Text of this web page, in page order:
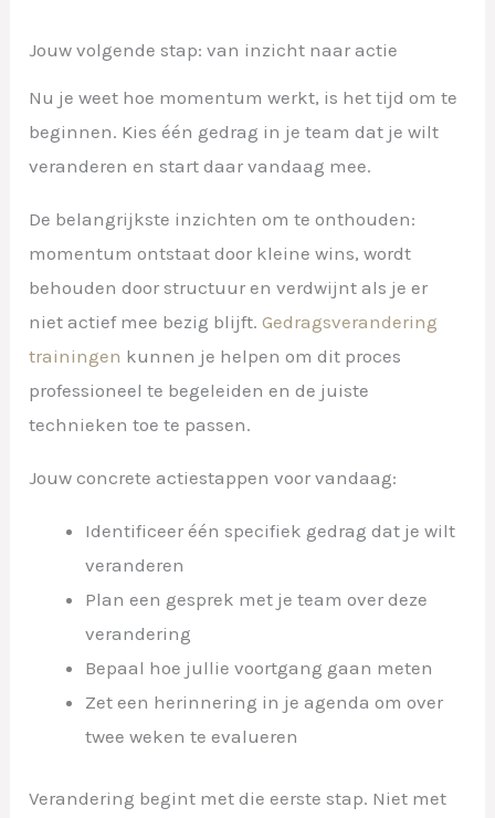
Jouw volgende stap: van inzicht naar actie
Nu je weet hoe momentum werkt, is het tijd om te
beginnen. Kies één gedrag in je team dat je wilt
veranderen en start daar vandaag mee.
De belangrijkste inzichten om te onthouden:
momentum ontstaat door kleine wins, wordt
behouden door structuur en verdwijnt als je er
niet actief mee bezig blijft.Gedragsverandering
trainingen kunnen je helpen om dit proces
professioneel te begeleiden en de juiste
technieken toe te passen.
Jouw concrete actiestappen voor vandaag:
Identificeer één specifiek gedrag dat je wilt
veranderen
Plan een gesprek met je team over deze
verandering
Bepaal hoe jullie voortgang gaan meten
Zet een herinnering in je agenda om over
twee weken te evalueren
Verandering begint met die eerste stap. Niet met